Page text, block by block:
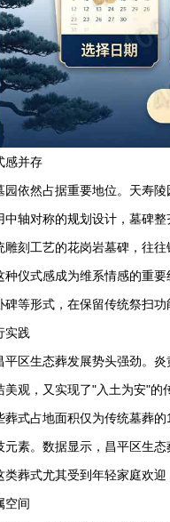
感并存
依然占据重要地位。 天寿陵
轴对称的规划设计，墓碑
刻工艺的花岗岩墓碑，往
仪式感成为维系情感的重
等形式，在保留传统祭扫功
实践
区生态葬发展势头强劲。 炎
观，又实现了"入土为安"
式占地面积仅为传统墓葬
素。数据显示，昌平区生
葬式尤其受到年轻家庭欢
空间